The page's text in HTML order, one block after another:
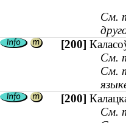
См.
[200]
См.
См.
[200]
См.